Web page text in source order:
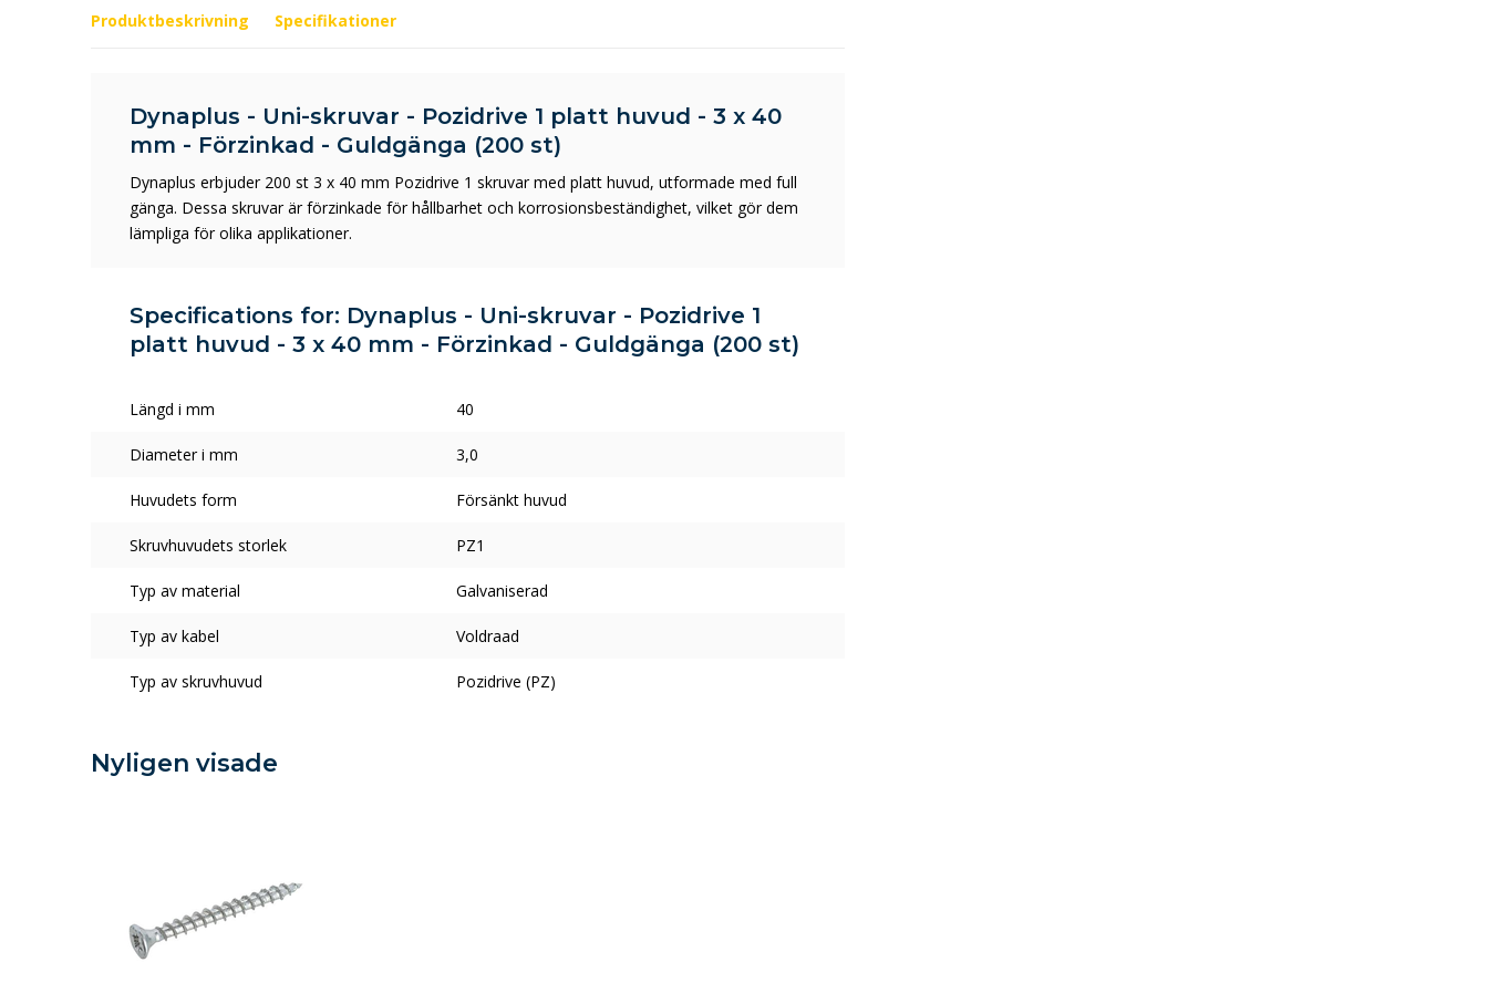
Produktbeskrivning Specifikationer
Dynaplus - Uni-skruvar - Pozidrive 1 platt huvud - 3 x 40
mm - Förzinkad - Guldgänga (200 st)
Dynaplus erbjuder 200 st 3 x 40 mm Pozidrive 1 skruvar med platt huvud, utformade med full
gänga. Dessa skruvar är förzinkade för hållbarhet och korrosionsbeständighet, vilket gör dem
lämpliga för olika applikationer.
Specifications for: Dynaplus - Uni-skruvar - Pozidrive 1
platt huvud - 3 x 40 mm - Förzinkad - Guldgänga (200 st)
Längd i mm 40
Diameter i mm 3,0
Huvudets form Försänkt huvud
Skruvhuvudets storlek PZ1
Typ av material Galvaniserad
Typ av kabel Voldraad
Typ av skruvhuvud Pozidrive (PZ)
Nyligen visade